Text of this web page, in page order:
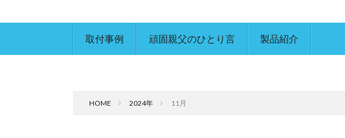
取付事例 頑固親父のひとり言 製品紹介
HOME 2024年 11月